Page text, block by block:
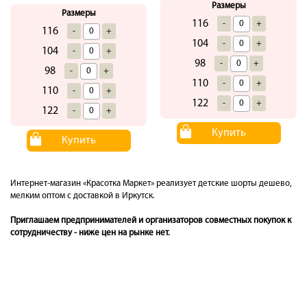
Размеры
116 - +
104 - +
98 - +
110 - +
122 - +
Купить
Размеры
116 - +
104 - +
98 - +
110 - +
122 - +
Купить
Интернет-магазин «Красотка Маркет» реализует детские шорты дешево,
мелким оптом с доставкой в Иркутск.
Приглашаем предпринимателей и организаторов совместных покупок к
сотрудничеству - ниже цен на рынке нет.